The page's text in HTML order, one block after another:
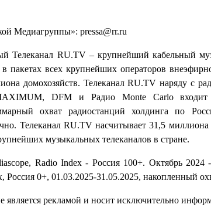
Медиагруппы»: pressa@rr.ru
Телеканал RU.TV – крупнейший кабельный
пакетах всех крупнейших операторов
домохозяйств. Телеканал RU.TV наряду с
DFM и Радио Monte Carlo входит
охват радиостанций холдинга по
Телеканал RU.TV насчитывает 31,5 миллиона
музыкальных телеканалов в стране.
Radio Index - Россия 100+. Октябрь
Россия 0+, 01.03.2025-31.05.2025, накопленный
является рекламой и носит исключительно